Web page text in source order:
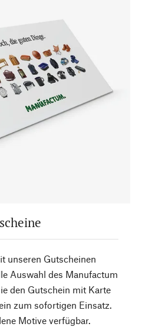
unseren Gutscheinen
Auswahl des Manufactum
den Gutschein mit Karte
zum sofortigen Einsatz.
Motive verfügbar.